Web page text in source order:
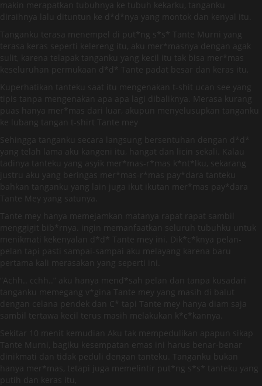
makin merapatkan tubuhnya ke tubuh kekarku, tanganku
diraihnya lalu dituntun ke d*d*nya yang montok dan kenyal itu.
Tanganku terasa menempel di put*ng s*s* Tante Murni yang
terasa keras seperti kelereng itu, aku mer*masnya dengan agak
sulit, karena telapak tanganku yang kecil itu tak bisa mer*mas
keseluruhan permukaan d*d* Tante padat besar dan keras itu,
Kuperhatikan tanteku saat itu mengenakan t-shit ucan see yang
tipis tanpa mengenakan apa apa lagi dibaliknya. Merasa kurang
puas hanya mer*mas dari luar, akupun menyelusupkan tanganku
ke lubang tangan t-shirt Tante mey
Sehingga tanganku secara langsung bersentuhan dengan d*d*
yang telah lama aku kangeni itu, hangat dan licin sekali. Kalau
tadinya tanteku yang asyik mer*mas-r*mas k*nt*lku, sekarang
justru aku yang beringas mer*mas-r*mas pay*dara tanteku
bahkan tanganku yang lain juga ikut ikutan mer*mas pay*dara
Tante Mey yang satunya.
Tante mey hanya memejamkan matanya rapat rapat sambil
menggigit bib*rnya. ingin memanfaatkan seluruh tubuhku untuk
menikmati kekenyalan d*d* Tante mey ini. Dik*c*knya pelan-
pelan tapi pasti sampai-sampai aku melayang karena baru
pertama kali merasakan yang seperti ini.
“Achh.. cchh..” aku hanya mend*sah pelan dan tanpa kusadari
tanganku memegang v*gina Tante mey yang masih di balut
dengan celana pendek dan C* tapi Tante mey hanya diam saja
sambil tertawa kecil terus masih melakukan k*c*kannya.
Sekitar 10 menit kemudian Aku tak mempedulikan apapun sikap
Tante Murni, bagiku kesempatan emas ini harus benar-benar
dinikmati dan tidak peduli dengan tanteku. Tanganku bukan
hanya mer*mas, tetapi juga memelintir put*ng s*s* tanteku yang
putih dan keras itu,